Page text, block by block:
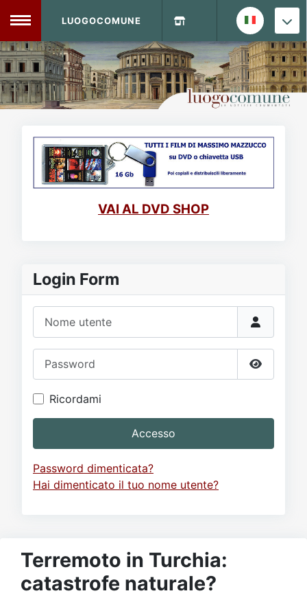
MENU
Home
DVD Shop
Sito
Forum
LUOGOCOMUNE
VAI AL DVD SHOP
Login Form
Mostra
Ricordami
Accesso
Password dimenticata?
Hai dimenticato il tuo nome utente?
Terremoto in Turchia:
catastrofe naturale?